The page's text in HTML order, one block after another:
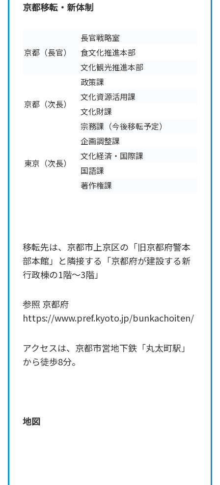
京都移転・新体制
京都（長官）
長官戦略室
食文化推進本部
文化観光推進本部
京都（次長）
政策課
文化資源活用課
文化財課
宗務課（今後移転予定）
東京（次長）
企画調整課
文化経済・国際課
国語課
著作権課
移転先は、京都市上京区の「旧京都府警本
部本館」と隣接する「京都府が建設する新
行政棟の1階～3階」
参照 京都府
https://www.pref.kyoto.jp/bunkachoiten/
アクセスは、京都市営地下鉄「丸太町駅」
から徒歩8分。
地図